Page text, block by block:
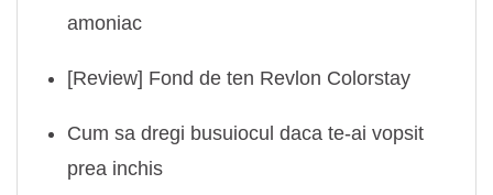
amoniac
[Review] Fond de ten Revlon Colorstay
Cum sa dregi busuiocul daca te-ai vopsit
prea inchis